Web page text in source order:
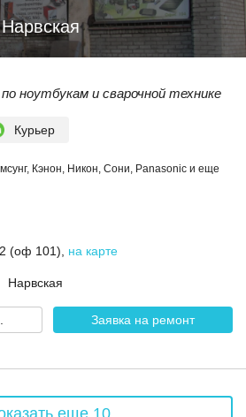
ноутбукам и сварочной технике
Курьер
Кэнон, Никон, Сони, Panasonic и еще
(оф 101) на карте
Нарвская
Заявка на ремонт
еще 10